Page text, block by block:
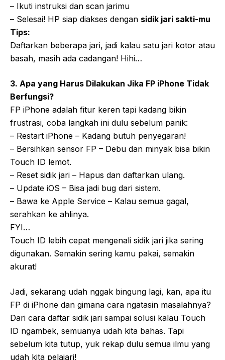
– Ikuti instruksi dan scan jarimu
– Selesai! HP siap diakses dengan sidik jari sakti-mu
Tips:
Daftarkan beberapa jari, jadi kalau satu jari kotor atau
basah, masih ada cadangan! Hihi…
3. Apa yang Harus Dilakukan Jika FP iPhone Tidak
Berfungsi?
FP iPhone adalah fitur keren tapi kadang bikin
frustrasi, coba langkah ini dulu sebelum panik:
– Restart iPhone – Kadang butuh penyegaran!
– Bersihkan sensor FP – Debu dan minyak bisa bikin
Touch ID lemot.
– Reset sidik jari – Hapus dan daftarkan ulang.
– Update iOS – Bisa jadi bug dari sistem.
– Bawa ke Apple Service – Kalau semua gagal,
serahkan ke ahlinya.
FYI…
Touch ID lebih cepat mengenali sidik jari jika sering
digunakan. Semakin sering kamu pakai, semakin
akurat!
Jadi, sekarang udah nggak bingung lagi, kan, apa itu
FP di iPhone dan gimana cara ngatasin masalahnya?
Dari cara daftar sidik jari sampai solusi kalau Touch
ID ngambek, semuanya udah kita bahas. Tapi
sebelum kita tutup, yuk rekap dulu semua ilmu yang
udah kita pelajari!